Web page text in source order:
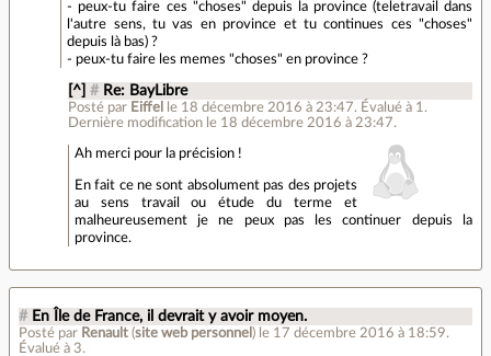
- peux-tu faire ces "choses" depuis la province (teletravail dans
l'autre sens, tu vas en province et tu continues ces "choses"
depuis là bas) ?
- peux-tu faire les memes "choses" en province ?
[^] # Re: BayLibre
Posté par Eiffel le 18 décembre 2016 à 23:47. Évalué à 1 .
Dernière modification le 18 décembre 2016 à 23:47.
Ah merci pour la précision !
En fait ce ne sont absolument pas des projets
au sens travail ou étude du terme et
malheureusement je ne peux pas les continuer depuis la
province.
# En Île de France, il devrait y avoir moyen.
Posté par Renault (site web personnel ) le 17 décembre 2016 à 18:59.
Évalué à 3.